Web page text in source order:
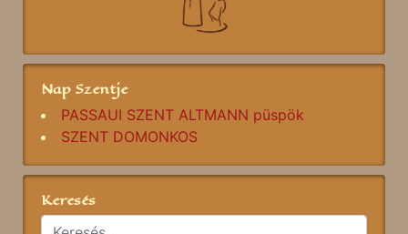
Nap Szentje
PASSAUI SZENT ALTMANN püspök
SZENT DOMONKOS
Keresés